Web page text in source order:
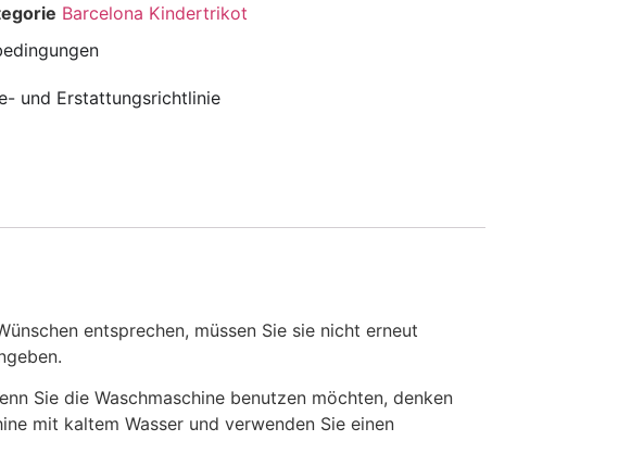
Barcelona Kindertrikot
und Erstattungsrichtlinie
entsprechen, müssen Sie sie nicht erneut
Sie die Waschmaschine benutzen möchten, denken
mit kaltem Wasser und verwenden Sie einen